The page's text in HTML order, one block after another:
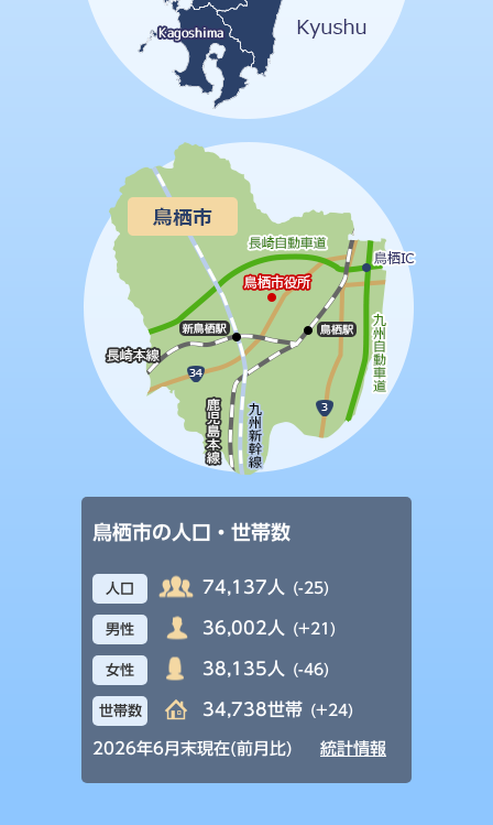
鳥栖市の人口・世帯数
人口 74,137人 (-25)
男性 36,002人 (+21)
女性 38,135人 (-46)
世帯数 34,738世帯 (+24)
2026年6月末現在(前月比) 統計情報